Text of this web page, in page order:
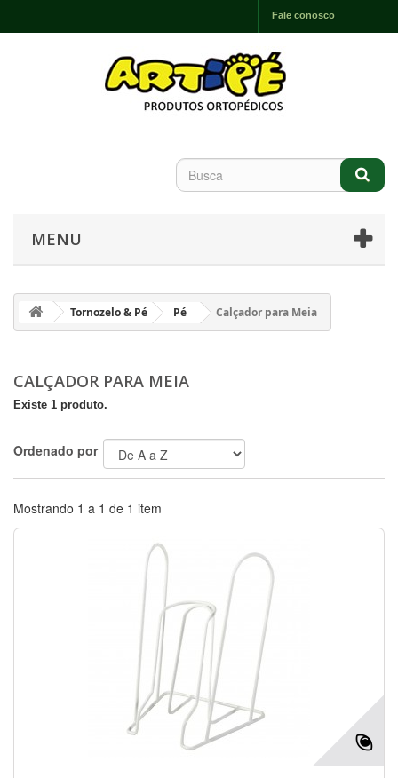
Fale conosco
MENU
Tornozelo & Pé Pé Calçador para Meia
CALÇADOR PARA MEIA
Existe 1 produto.
Ordenado por
Mostrando 1 a 1 de 1 item